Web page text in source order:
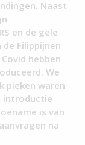
Naast
en de gele
Filippijnen
hebben
We
pieken waren
introductie
is van
na